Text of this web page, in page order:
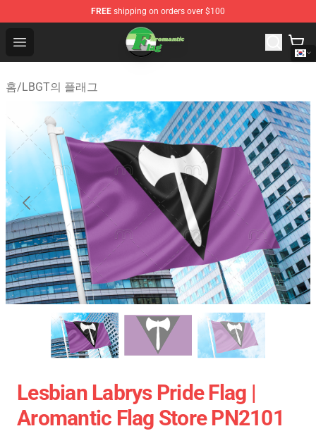
FREE shipping on orders over $100
Open menu
Aromantic Flag Shop - The Best Store of Aromantic Flag
홈/LBGT의 플래그
Lesbian Labrys Pride Flag |
Aromantic Flag Store PN2101